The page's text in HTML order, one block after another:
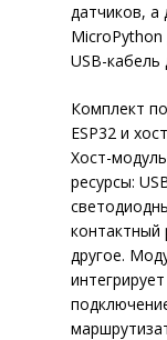
датчиков, а
MicroPython
USB-кабель
Комплект
ESP32 и
Хост-
ресурсы:
контактный
другое.